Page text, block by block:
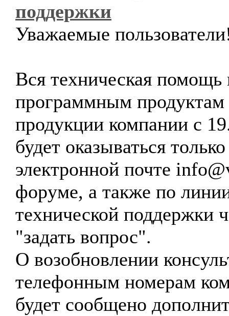
поддержки
Уважаемые
Вся техническая помощь
программным продуктам
продукции компании с
будет оказываться
электронной почте
форуме, а также по
технической поддержки
"задать вопрос".
О возобновлении
телефонным номерам
будет сообщено